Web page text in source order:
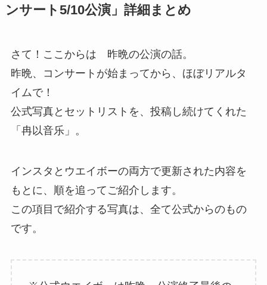
ンサート5/10公演」詳細まとめ
さて！ここからは 昨晩の公演の話。
昨晩、コンサートが始まってから、ほぼリアルタ
イムで！
公式写真とセットリストを、投稿し続けてくれた
「冉以音乐」。
インスタとウエイボーの両方で更新された内容を
もとに、順を追ってご紹介します。
この項目で紹介する写真は、全て公式からのもの
です。